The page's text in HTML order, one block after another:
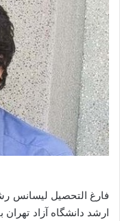
فارغ التحصیل لیسانس
ارشد دانشگاه آزاد تهران